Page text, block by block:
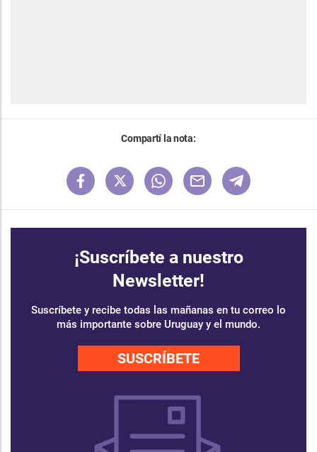
Compartí la nota:
¡Suscríbete a nuestro
Newsletter!
Suscríbete y recibe todas las mañanas en tu correo lo
más importante sobre Uruguay y el mundo.
SUSCRÍBETE